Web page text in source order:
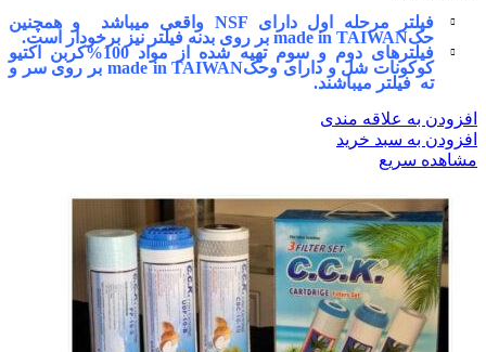
فیلتر مرحله اول دارای NSF واقعی میباشد و همچنین
حکmade in TAIWAN بر روی بدنه فیلتر نیز برخودار است.
فیلترهای دوم و سوم تهیه شده از مواد 100%کربن اکتیو
کوکونات شل و دارای وحکmade in TAIWAN بر روی سر و
ته فیلتر میباشند.
افزودن به علاقه مندی
افزودن به سبد خرید
مشاهده سریع